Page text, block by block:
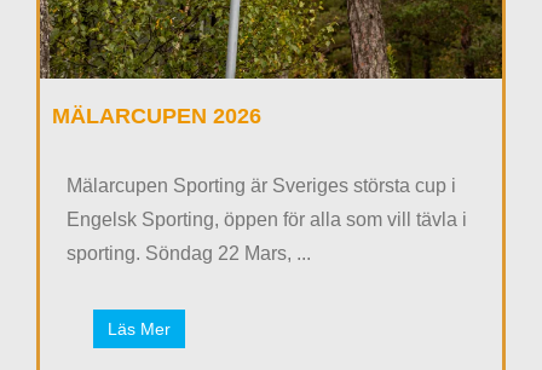
MÄLARCUPEN 2026
Mälarcupen Sporting är Sveriges största cup i
Engelsk Sporting, öppen för alla som vill tävla i
sporting. Söndag 22 Mars, ...
Läs Mer